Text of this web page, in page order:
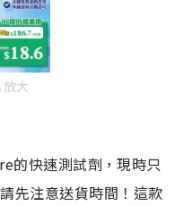
大
的快速測試劑，現時只
先注意送貨時間！這款